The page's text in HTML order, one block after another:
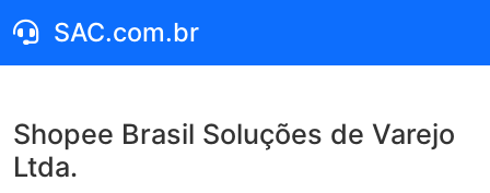
SAC.com.br
Shopee Brasil Soluções de Varejo
Ltda.